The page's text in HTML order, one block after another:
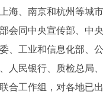
海、南京和杭州等城
会同中央宣传部、中央
、工业和信息化部、
人民银行、质检总局
合工作组，对各地已